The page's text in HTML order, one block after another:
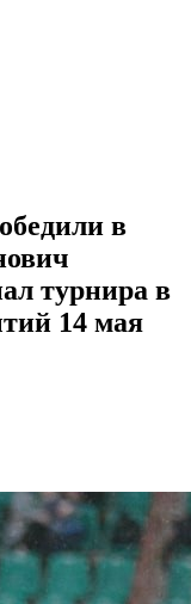
в
турнира в
14 мая